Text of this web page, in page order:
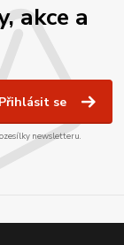
akce a
Přihlásit se
newsletteru.